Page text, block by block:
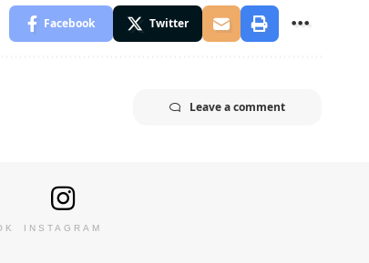
Facebook Twitter
Leave a comment
INSTAGRAM